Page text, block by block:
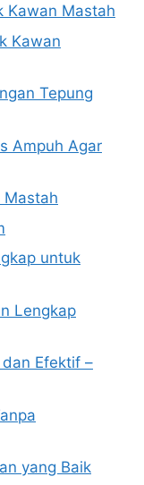
Kawan Mastah
Kawan
Tepung
Ampuh Agar
Mastah
untuk
Lengkap
Efektif –
yang Baik